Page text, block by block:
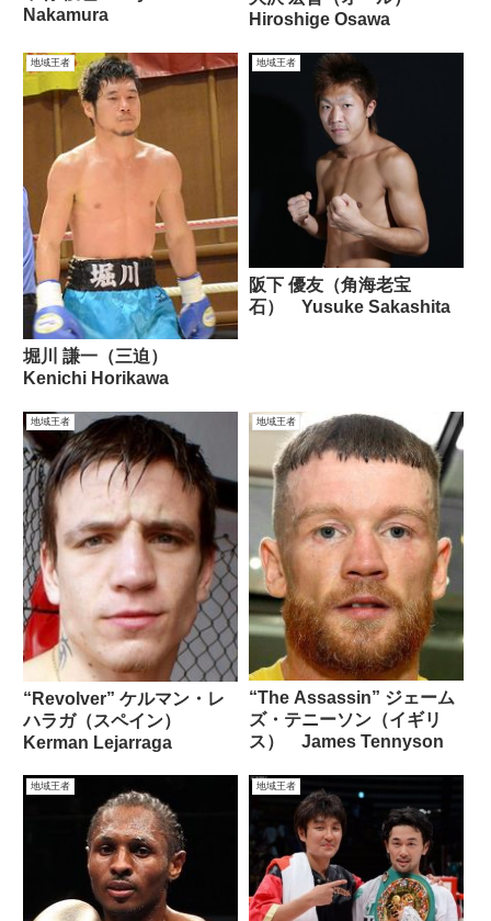
Nakamura
Hiroshige Osawa
地域王者
堀川 謙一（三迫）
Kenichi Horikawa
地域王者
阪下 優友（角海老宝
石） Yusuke Sakashita
地域王者
“Revolver” ケルマン・レ
ハラガ（スペイン）
Kerman Lejarraga
地域王者
“The Assassin” ジェーム
ズ・テニーソン（イギリ
ス） James Tennyson
地域王者 地域王者